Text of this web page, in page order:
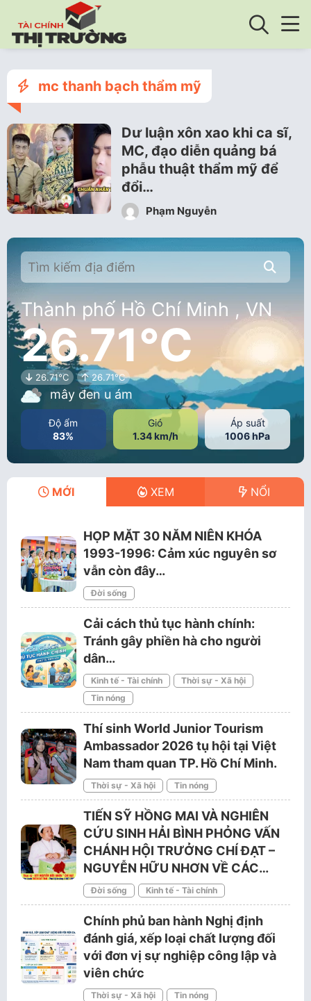
mc thanh bạch thẩm mỹ
Dư luận xôn xao khi ca sĩ,
MC, đạo diễn quảng bá
phẫu thuật thẩm mỹ để
đổi…
Phạm Nguyễn
Thành phố Hồ Chí Minh , VN
26.71°C
26.71°C 26.71°C
mây đen u ám
Độ ẩm
83%
Gió
1.34 km/h
Áp suất
1006 hPa
MỚI XEM NỔI
HỌP MẶT 30 NĂM NIÊN KHÓA
1993-1996: Cảm xúc nguyên sơ
vẫn còn đây…
Đời sống
Cải cách thủ tục hành chính:
Tránh gây phiền hà cho người
dân…
Kinh tế - Tài chính
Thời sự - Xã hội
Tin nóng
Thí sinh World Junior Tourism
Ambassador 2026 tụ hội tại Việt
Nam tham quan TP. Hồ Chí Minh.
Thời sự - Xã hội Tin nóng
TIẾN SỸ HỒNG MAI VÀ NGHIÊN
CỨU SINH HẢI BÌNH PHỎNG VẤN
CHÁNH HỘI TRƯỞNG CHÍ ĐẠT –
NGUYỄN HỮU NHƠN VỀ CÁC…
Đời sống Kinh tế - Tài chính
Chính phủ ban hành Nghị định
đánh giá, xếp loại chất lượng đối
với đơn vị sự nghiệp công lập và
viên chức
Thời sự - Xã hội Tin nóng